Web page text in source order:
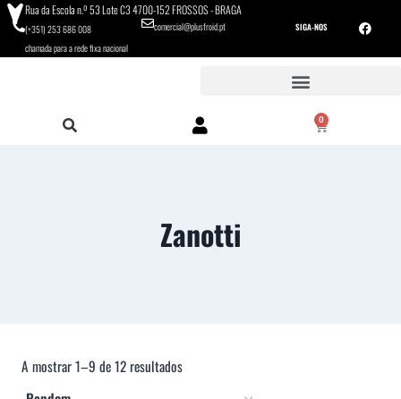
Rua da Escola n.º 53 Lote C3 4700-152 FROSSOS - BRAGA
(+351) 253 686 008
chamada para a rede fixa nacional
comercial@plusfroid.pt SIGA-NOS
0
Zanotti
A mostrar 1–9 de 12 resultados